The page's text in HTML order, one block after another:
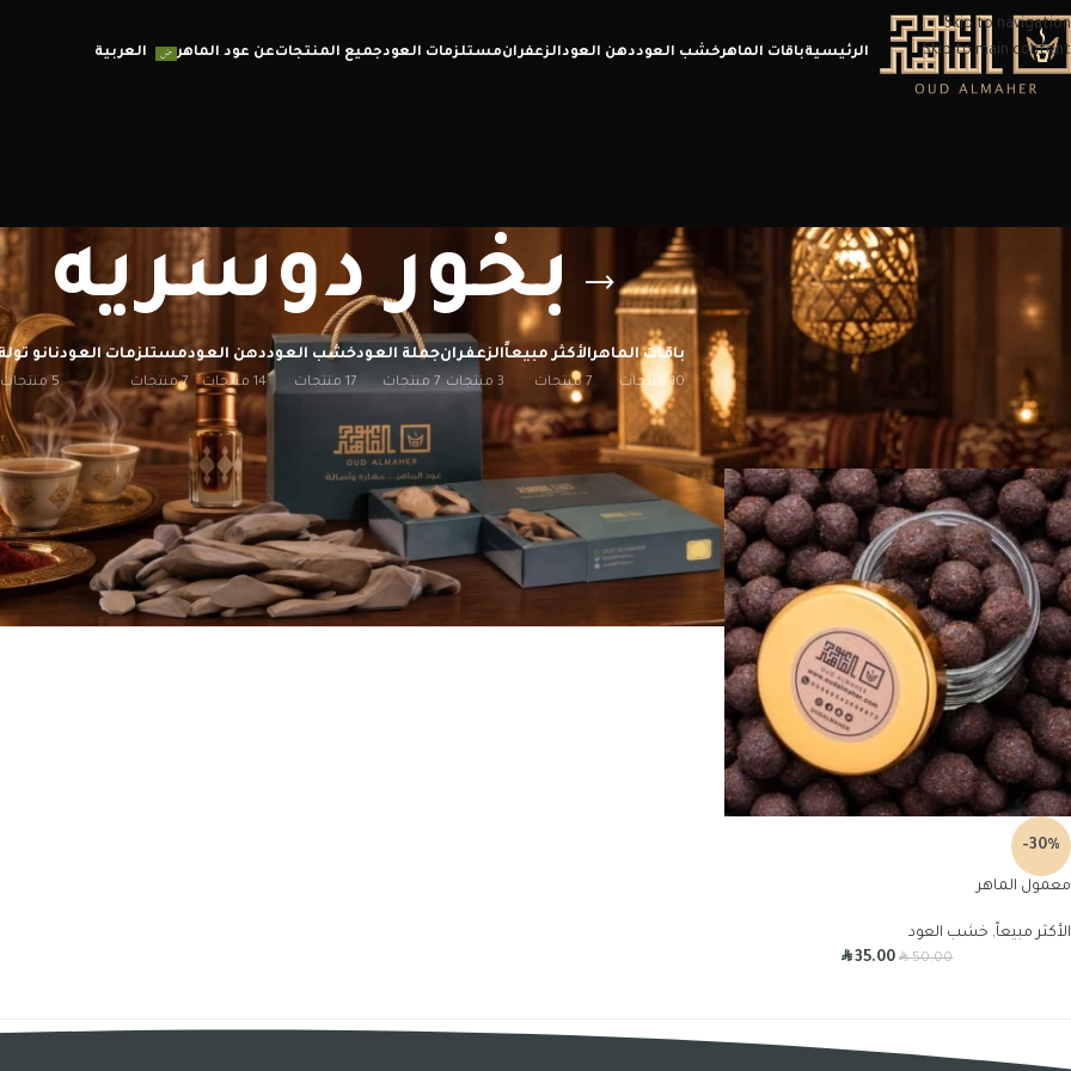
Skip to navigation
Skip to main content
الرئيسيةباقات الماهرخشب العوددهن العودالزعفرانمستلزمات العودجميع المنتجاتعن عود الماهر العربية
بخور دوسريه
باقات الماهر
10 منتجات
الأكثر مبيعاً
7 منتجات
الزعفران
3 منتجات
جملة العود
7 منتجات
خشب العود
17 منتجات
دهن العود
14 منتجات
مستلزمات العود
7 منتجات
نانو
5 منتجات
الرئيسية/ منتجات تحت الوسم “بخور دوسريه” إظهار 12
20
-30%
معمول الماهر
الأكثر مبيعاً, خشب العود
R50.00
R35.00